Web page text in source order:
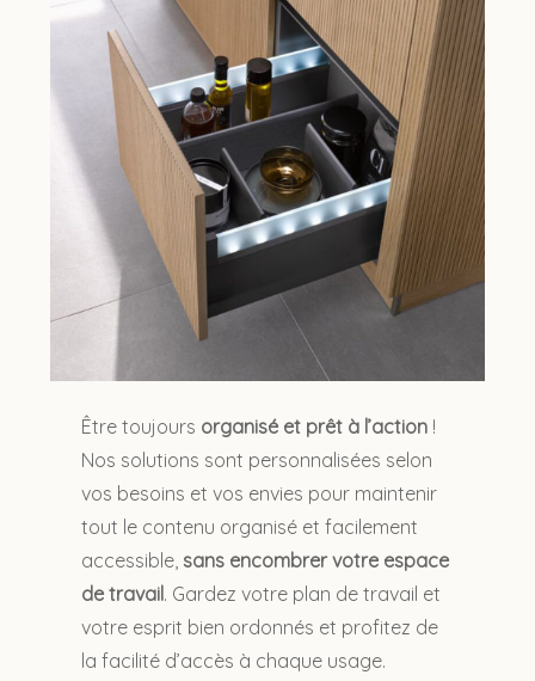
Être toujours organisé et prêt à l’action!
Nos solutions sont personnalisées selon
vos besoins et vos envies pour maintenir
tout le contenu organisé et facilement
accessible,sans encombrer votre espace
de travail. Gardez votre plan de travail et
votre esprit bien ordonnés et profitez de
la facilité d’accès à chaque usage.